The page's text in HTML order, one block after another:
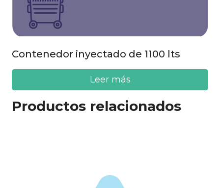
Contenedor inyectado de 1100 lts
Leer más
Productos relacionados